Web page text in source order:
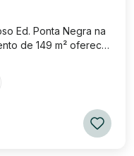
Ed. Ponta Negra na
de 149 m² oferece
linda vista para a
com armário
armários.
Dependência